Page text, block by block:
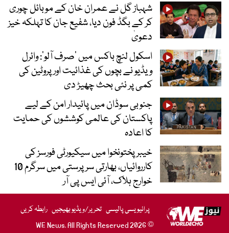
شہباز گل نے عمران خان کے موبائل چوری
کر کے بگڈ فون دیا، شفیع جان کا تہلکہ خیز
دعویٰ
اسکول لنچ باکس میں ‘صرف آلو’: وائرل
ویڈیو نے بچوں کی غذائیت اور پروٹین کی
کمی پر نئی بحث چھیڑ دی
جنوبی سوڈان میں پائیدار امن کے لیے
پاکستان کی عالمی کوششوں کی حمایت
کا اعادہ
خیبرپختونخوا میں سیکیورٹی فورسز کی
کارروائیاں، بھارتی سرپرستی میں سرگرم 10
خوارج ہلاک، آئی ایس پی آر
پرائیویسی پالیسی تحریر/ویڈیو بھیجیں رابطہ کریں
© 2026 WE News. All Rights Reserved